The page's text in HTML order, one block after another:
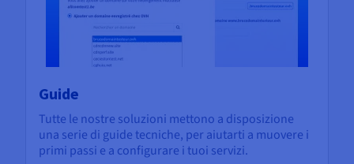
Guide
Tutte le nostre soluzioni mettono a disposizione
una serie di guide tecniche, per aiutarti a muovere i
primi passi e a configurare i tuoi servizi.